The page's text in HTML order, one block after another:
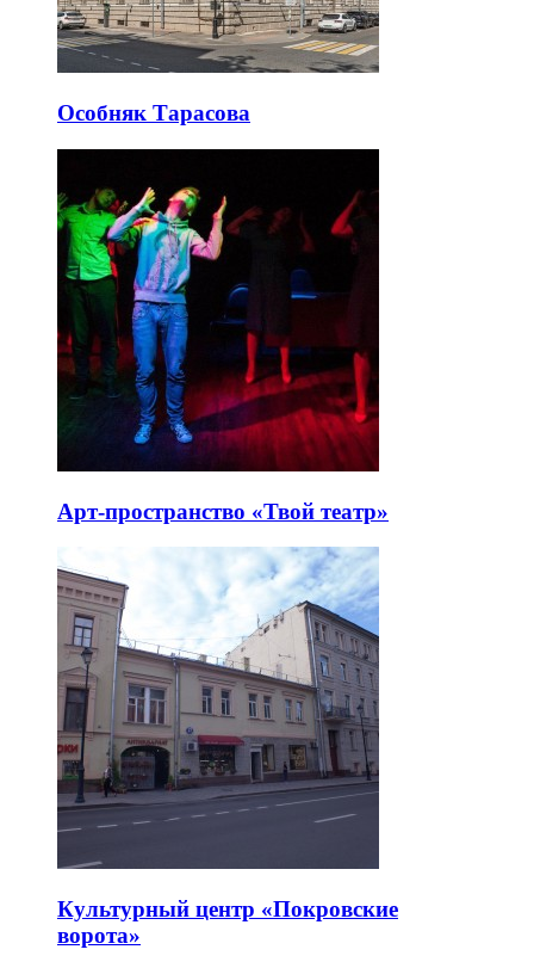
Особняк Тарасова
Арт-пространство «Твой театр»
Культурный центр «Покровские
ворота»